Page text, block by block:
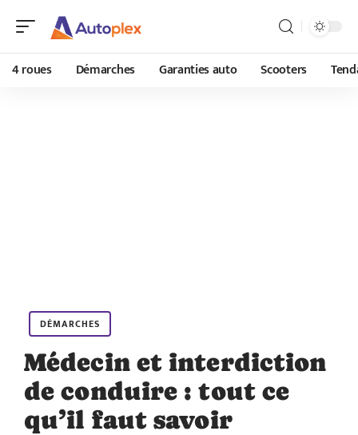
4 roues Démarches Garanties auto Scooters
DÉMARCHES
Médecin et interdiction
de conduire : tout ce
qu’il faut savoir